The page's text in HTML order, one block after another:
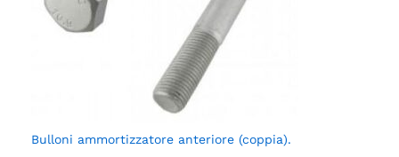
Bulloni ammortizzatore anteriore (coppia).